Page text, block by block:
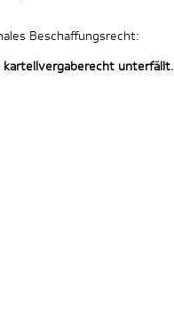
Beschaffungsrecht:
kartellvergaberecht unterfällt.